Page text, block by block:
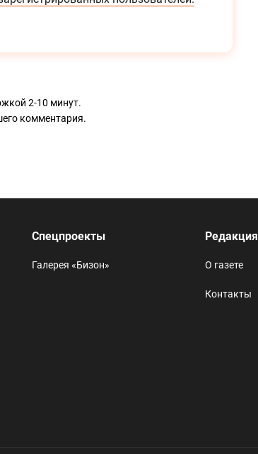
2-10 минут.
комментария.
Спецпроекты
Галерея «Бизон»
Редакция
О газете
Контакты